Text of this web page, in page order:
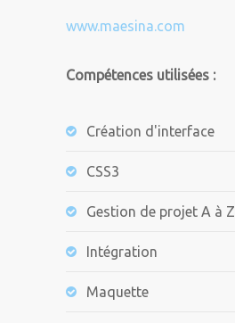
www.maesina.com
Compétences utilisées :
Création d'interface
CSS3
Gestion de projet A à Z
Intégration
Maquette